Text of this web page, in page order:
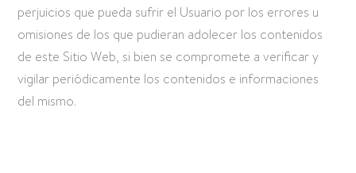
perjuicios que pueda sufrir el Usuario por los errores u
omisiones de los que pudieran adolecer los contenidos
de este Sitio Web, si bien se compromete a verificar y
vigilar periódicamente los contenidos e informaciones
del mismo.